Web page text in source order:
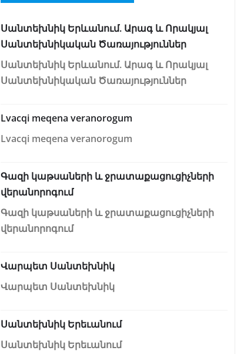
Սանտեխնիկ Երևանում. Արագ և Որակյալ
Սանտեխնիկական Ծառայություններ
Սանտեխնիկ Երևանում. Արագ և Որակյալ
Սանտեխնիկական Ծառայություններ
Lvacqi meqena veranorogum
Lvacqi meqena veranorogum
Գազի կաթսաների և ջրատաքացուցիչների
վերանորոգում
Գազի կաթսաների և ջրատաքացուցիչների
վերանորոգում
Վարպետ Սանտեխնիկ
Վարպետ Սանտեխնիկ
Սանտեխնիկ Երեւանում
Սանտեխնիկ Երեւանում